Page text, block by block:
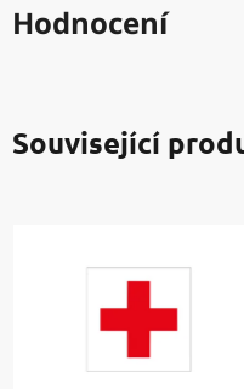
Hodnocení
Související